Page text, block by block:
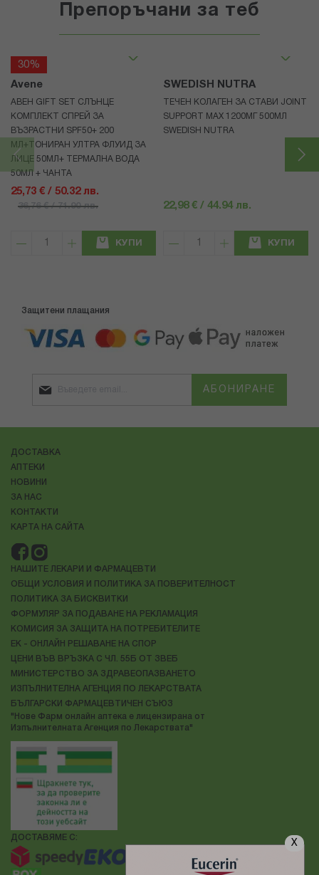
X
Препоръчани за теб
30%
Avene
АВЕН GIFT SET СЛЪНЦЕ
КОМПЛЕКТ СПРЕЙ ЗА
ВЪЗРАСТНИ SPF50+ 200
МЛ+ТОНИРАН УЛТРА ФЛУИД ЗА
ЛИЦЕ 50МЛ+ ТЕРМАЛНА ВОДА
50МЛ + ЧАНТА
25,73 € / 50.32 лв.
36,76 € / 71.90 лв.
КУПИ
SWEDISH NUTRA
ТЕЧЕН КОЛАГЕН ЗА СТАВИ JOINT
SUPPORT MAX 1200МГ 500МЛ
SWEDISH NUTRA
22,98 € / 44.94 лв.
КУПИ
Защитени плащания
АБОНИРАНЕ
ДОСТАВКА
АПТЕКИ
НОВИНИ
ЗА НАС
КОНТАКТИ
КАРТА НА САЙТА
НАШИТЕ ЛЕКАРИ И ФАРМАЦЕВТИ
ОБЩИ УСЛОВИЯ И ПОЛИТИКА ЗА ПОВЕРИТЕЛНОСТ
ПОЛИТИКА ЗА БИСКВИТКИ
ФОРМУЛЯР ЗА ПОДАВАНЕ НА РЕКЛАМАЦИЯ
КОМИСИЯ ЗА ЗАЩИТА НА ПОТРЕБИТЕЛИТЕ
ЕК - ОНЛАЙН РЕШАВАНЕ НА СПОР
ЦЕНИ ВЪВ ВРЪЗКА С ЧЛ. 55Б ОТ ЗВЕБ
МИНИСТЕРСТВО ЗА ЗДРАВЕОПАЗВАНЕТО
ИЗПЪЛНИТЕЛНА АГЕНЦИЯ ПО ЛЕКАРСТВАТА
БЪЛГАРСКИ ФАРМАЦЕВТИЧЕН СЪЮЗ
"Нове Фарм онлайн аптека е лицензирана от
Изпълнителната Агенция по Лекарствата"
ДОСТАВЯМЕ С: